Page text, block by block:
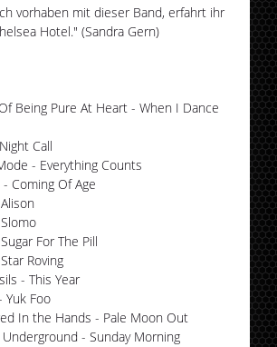
vorhaben mit dieser Band, erfahrt ihr
Hotel." (Sandra Gern)
Being Pure At Heart - When I Dance
Call
- Everything Counts
- Coming Of Age
For The Pill
Roving
- This Year
Yuk Foo
In the Hands - Pale Moon Out
- Sunday Morning